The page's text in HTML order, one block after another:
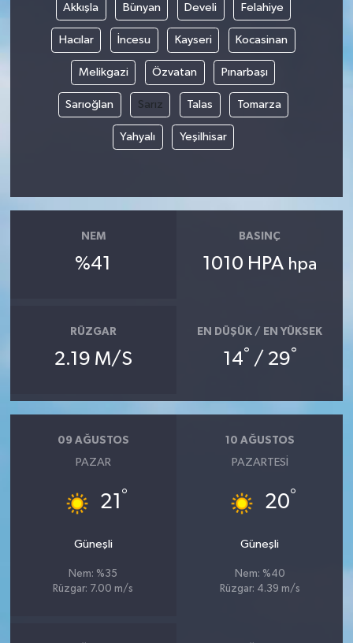
Akkışla Bünyan Develi Felahiye
Hacılar İncesu Kayseri Kocasinan
Melikgazi Özvatan Pınarbaşı
Sarıoğlan Sarız Talas Tomarza
Yahyalı Yeşilhisar
NEM
%41
BASINÇ
1010 HPA hpa
RÜZGAR
2.19 M/S
EN DÜŞÜK / EN YÜKSEK
14° / 29°
09 AĞUSTOS
PAZAR
21 °
Güneşli
Nem: %35
Rüzgar: 7.00 m/s
10 AĞUSTOS
PAZARTESI
20°
Güneşli
Nem: %40
Rüzgar: 4.39 m/s